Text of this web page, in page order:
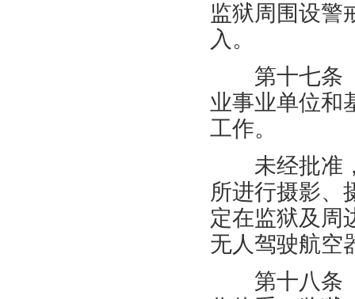
监狱周围设警
入。
第十七条
业事业单位和
工作。
未经批准，
所进行摄影、
定在监狱及周
无人驾驶航空
第十八条